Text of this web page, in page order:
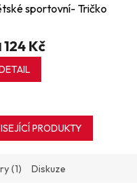
sportovní- Tričko
124 Kč
PRODUKTY
(1) Diskuze